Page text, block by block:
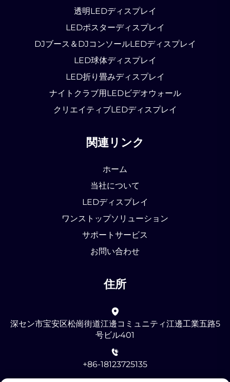
透明LEDディスプレイ
LEDポスターディスプレイ
DJブース＆DJコンソールLEDディスプレイ
LED球体ディスプレイ
LED折り畳みディスプレイ
ナイトクラブ用LEDビデオウォール
クリエイティブLEDディスプレイ
関連リンク
ホーム
当社について
LEDディスプレイ
ワンストップソリューション
サポートサービス
お問い合わせ
住所
深セン市宝安区松崗街道江邊コミュニティ江邊工業五路5
号ビル401
+86-18123725135